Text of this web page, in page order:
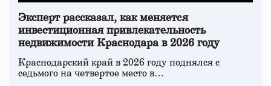
Эксперт рассказал, как меняется
инвестиционная привлекательность
недвижимости Краснодара в 2026 году
Краснодарский край в 2026 году поднялся с
седьмого на четвертое место в…